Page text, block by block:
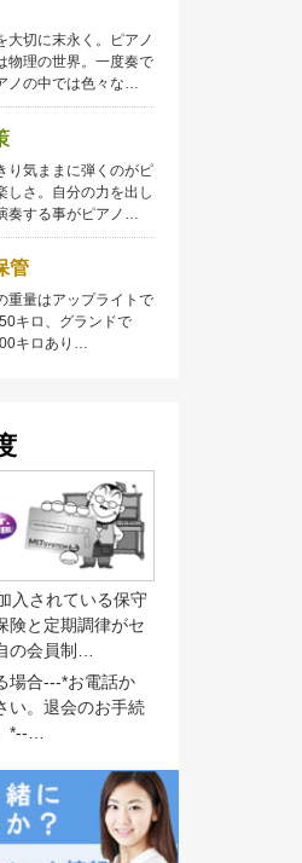
大切に末永く。ピアノ
物理の世界。一度奏で
ノの中では色々な…
り気ままに弾くのがピ
しさ。自分の力を出し
奏する事がピアノ…
管
重量はアップライトで
キロ、グランドで
キロあり…
入されている保守
険と定期調律がセ
の会員制…
場合---*お電話か
い。退会のお手続
*--…